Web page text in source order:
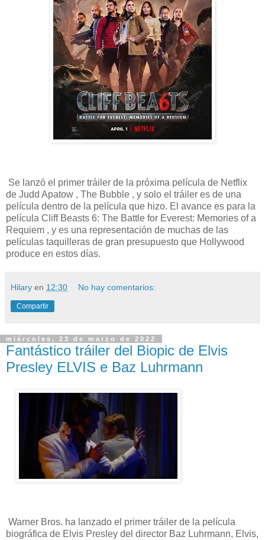
Se lanzó el primer tráiler de la próxima película de Netflix
de Judd Apatow , The Bubble , y solo el tráiler es de una
película dentro de la película que hizo. El avance es para la
película Cliff Beasts 6: The Battle for Everest: Memories of a
Requiem , y es una representación de muchas de las
películas taquilleras de gran presupuesto que Hollywood
produce en estos días.
Hilary en 12:30 No hay comentarios:
Compartir
miércoles, 23 de marzo de 2022
Fantástico tráiler del Biopic de Elvis
Presley ELVIS e Baz Luhrmann
Warner Bros. ha lanzado el primer tráiler de la película
biográfica de Elvis Presley del director Baz Luhrmann, Elvis,